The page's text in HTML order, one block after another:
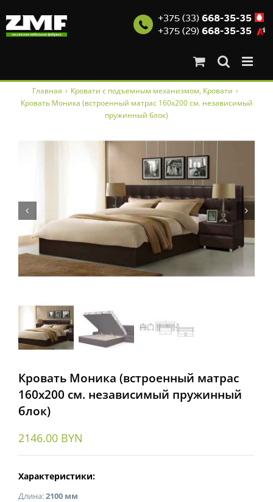
+375 (33) 668-35-35
+375 (29) 668-35-35
Главная › Кровати с подъемным механизмом, Кровати ›
Кровать Моника (встроенный матрас 160х200 см. независимый
пружинный блок)
 
Кровать Моника (встроенный матрас
160х200 см. независимый пружинный
блок)
2146.00 BYN
Характеристики:
Длина:2100 мм